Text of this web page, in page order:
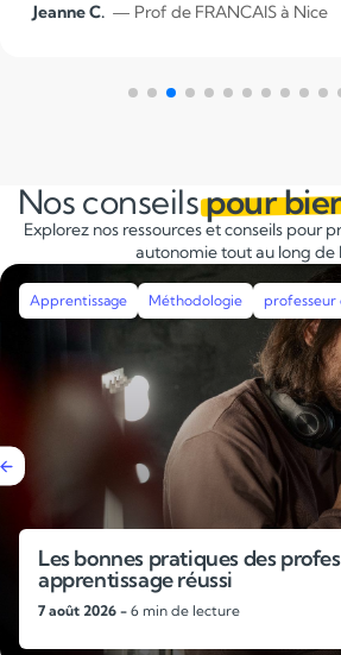
Alice T.— Prof de FRANCAIS à Nice
Nos conseilspour
Explorez nos ressources et conseils pour
autonomie tout au long de
Apprentissage Méthodologie Révisions
Pourquoi faire un stage de
rentrée ?
4 août 2026 - 6 min de lecture